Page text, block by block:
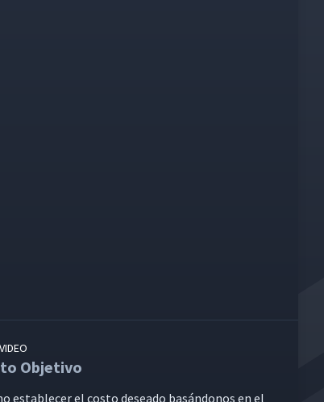
Objetivo
estable­cer el cos­to desea­do basán­donos en el